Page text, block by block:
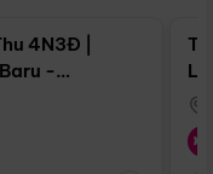
4N3Đ |
-